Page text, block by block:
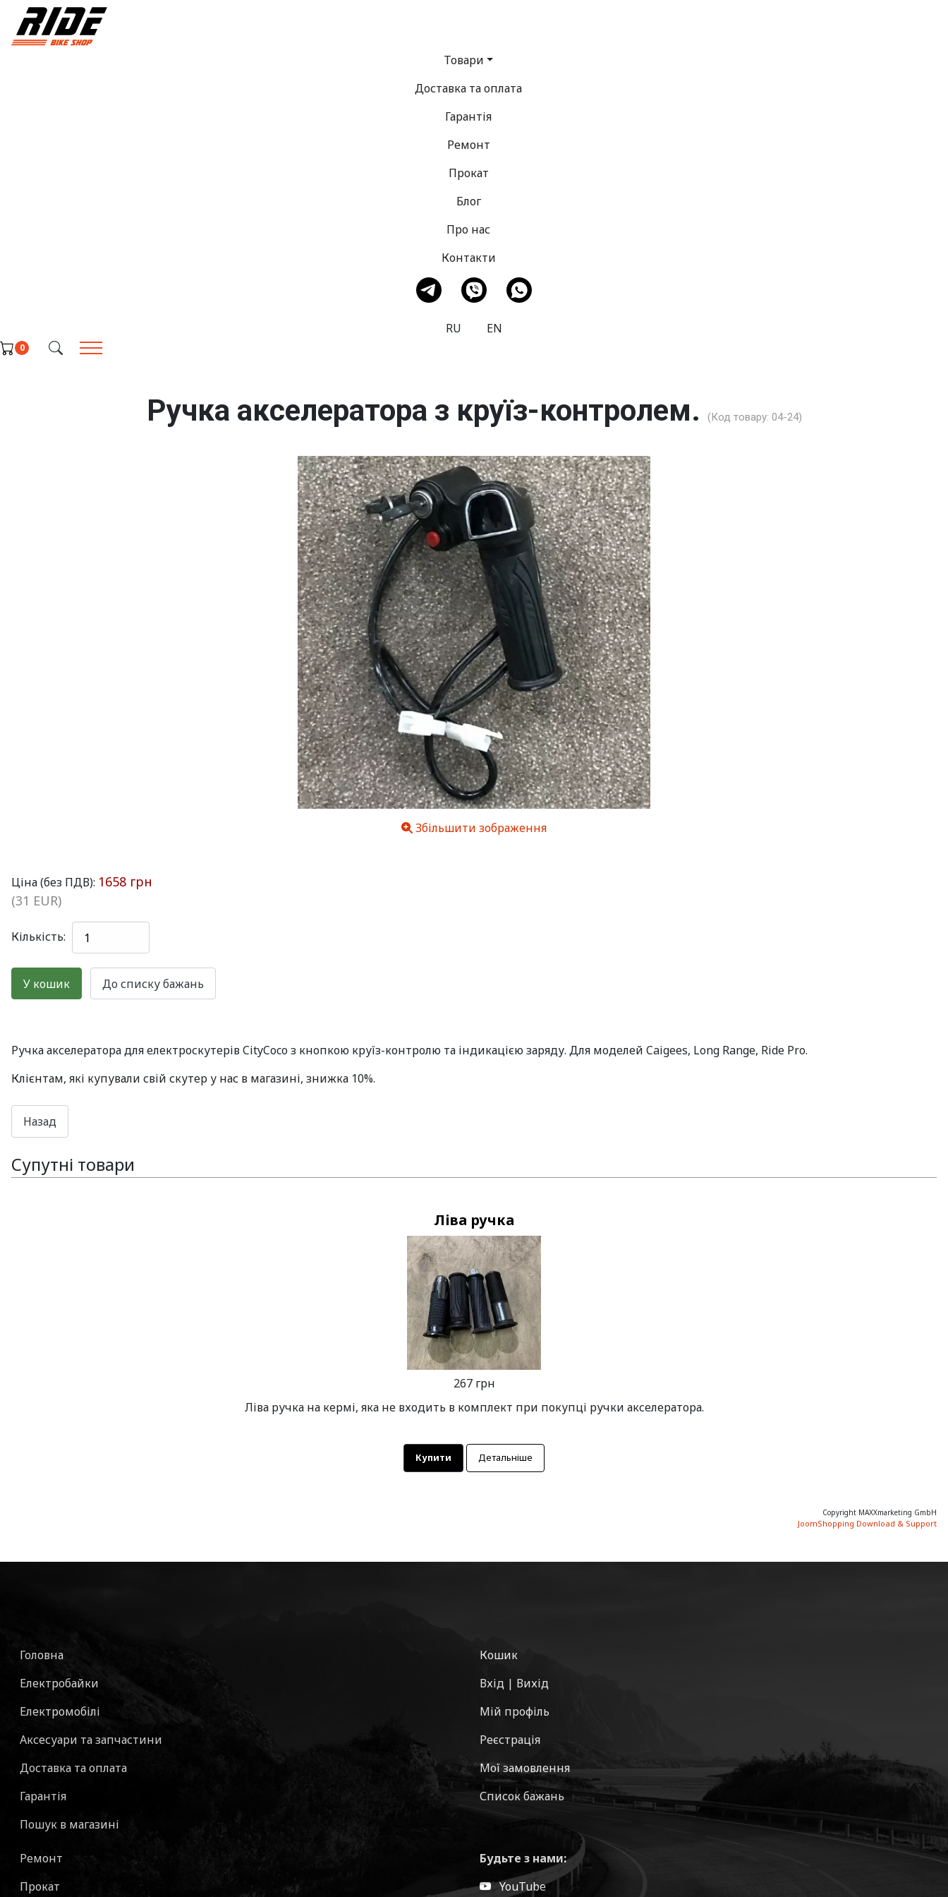
Товари
Доставка та оплата
Гарантія
Ремонт
Прокат
Блог
Про нас
Контакти
RU EN
0
Ручка акселератора з круїз-контролем. (Код товару: 04-24)
Збільшити зображення
Ціна (без ПДВ): 1658 грн
(31 EUR)
Кількість:
Ручка акселератора для електроскутерів CityCoco з кнопкою круїз-контролю та індикацією заряду. Для моделей Caigees, Long Range, Ride Pro.
Клієнтам, які купували свій скутер у нас в магазині, знижка 10%.
Супутні товари
Ліва ручка
267 грн
Ліва ручка на кермі, яка не входить в комплект при покупці ручки акселератора.
Купити Детальніше
Copyright MAXXmarketing GmbH
JoomShopping Download & Support
Головна
Електробайки
Електромобілі
Аксесуари та запчастини
Доставка та оплата
Гарантія
Пошук в магазині
Кошик
Вхід | Вихід
Мій профіль
Реєстрація
Мої замовлення
Список бажань
Ремонт
Прокат
Будьте з нами:
YouTube